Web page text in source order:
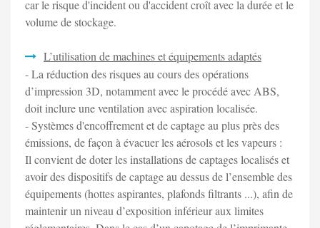
car le risque d'incident ou d'accident croît avec la durée et le
volume de stockage.
L’utilisation de machines et équipements adaptés
- La réduction des risques au cours des opérations
d’impression 3D, notamment avec le procédé avec ABS,
doit inclure une ventilation avec aspiration localisée.
- Systèmes d'encoffrement et de captage au plus près des
émissions, de façon à évacuer les aérosols et les vapeurs :
Il convient de doter les installations de captages localisés et
avoir des dispositifs de captage au dessus de l’ensemble des
équipements (hottes aspirantes, plafonds filtrants ...), afin de
maintenir un niveau d’exposition inférieur aux limites